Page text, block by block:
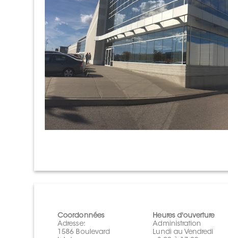
Coordonnées
Adresse:
1586 Boulevard
Heures d'ouverture
Administration
Lundi au Vendredi